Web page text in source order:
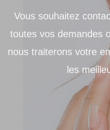
Vous souhaitez
toutes vos demandes
nous traiterons votre
les